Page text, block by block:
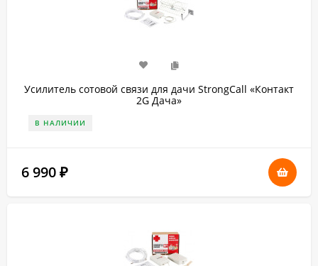
Усилитель сотовой связи для дачи StrongCall «Контакт
2G Дача»
В НАЛИЧИИ
6 990 ₽